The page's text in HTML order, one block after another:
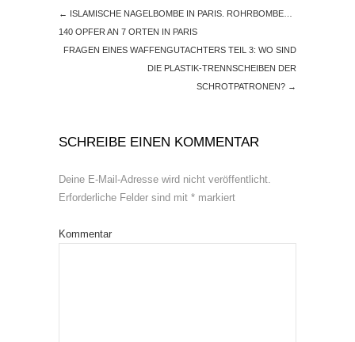
← ISLAMISCHE NAGELBOMBE IN PARIS. ROHRBOMBE…
140 OPFER AN 7 ORTEN IN PARIS
FRAGEN EINES WAFFENGUTACHTERS TEIL 3: WO SIND
DIE PLASTIK-TRENNSCHEIBEN DER
SCHROTPATRONEN? →
SCHREIBE EINEN KOMMENTAR
Deine E-Mail-Adresse wird nicht veröffentlicht.
Erforderliche Felder sind mit * markiert
Kommentar